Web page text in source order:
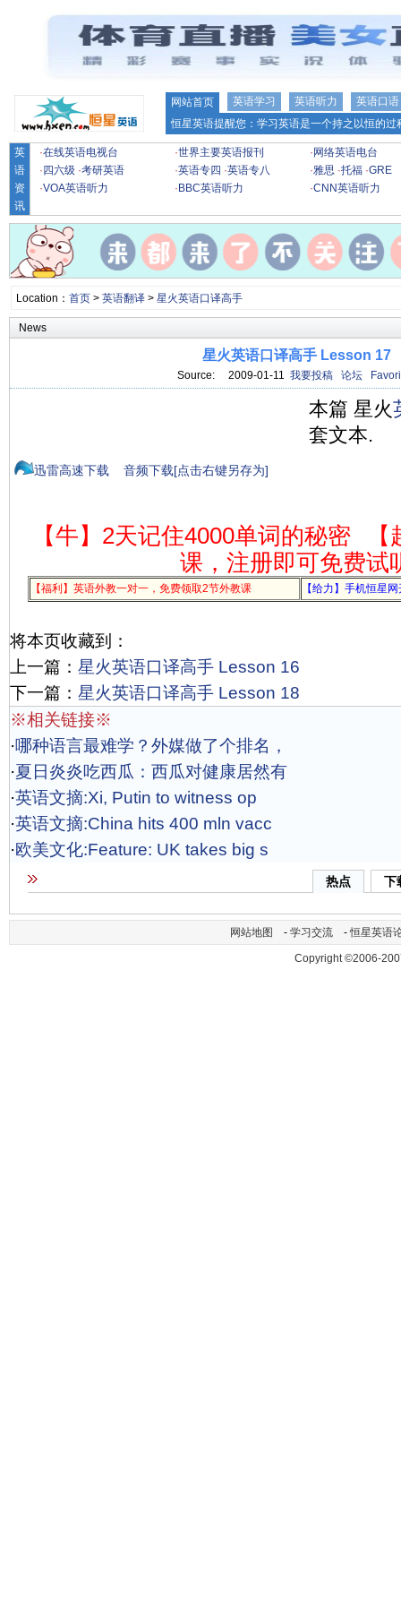
网站首页 英语学习 英语听力
英语口语
恒星英语提醒您：学习英语是一个持之以恒的
英
语
资
讯
·在线英语电视台 ·世界主要英语报刊 · 网络英语电台
· 四六级 ·考研英语 ·英语专四 ·英语专八 ·雅思 ·托福 ·GRE
·VOA英语听力 · BBC英语听力 ·CNN英语听力
Location： 首页> 英语翻译> 星火英语口译高手
News
星火英语口译高手 Lesson 17
Source: 2009-01-11 我要投稿 论坛
迅雷高速下载 音频下载[点击右键另存为]
本篇 星火
套文本.
【牛】2天记住4000单词的秘密
课，注册即可免费试
【福利】英语外教一对一，免费领取2节外教课 【给力】手机恒星
将本页收藏到：
上一篇： 星火英语口译高手 Lesson 16
下一篇： 星火英语口译高手 Lesson 18
※相关链接※
·哪种语言最难学？外媒做了个排名，
·夏日炎炎吃西瓜：西瓜对健康居然有
·英语文摘:Xi, Putin to witness op
·英语文摘:China hits 400 mln vacc
·欧美文化:Feature: UK takes big s
热点 下
网站地图 - 学习交流 -恒星英语
Copyright ©2006-